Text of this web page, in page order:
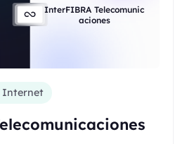
InterFIBRA Telecomunic
aciones
Internet